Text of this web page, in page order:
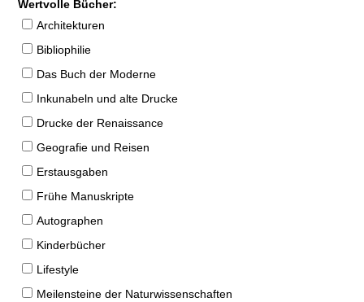
Wertvolle Bücher:
Architekturen
Bibliophilie
Das Buch der Moderne
Inkunabeln und alte Drucke
Drucke der Renaissance
Geografie und Reisen
Erstausgaben
Frühe Manuskripte
Autographen
Kinderbücher
Lifestyle
Meilensteine der Naturwissenschaften